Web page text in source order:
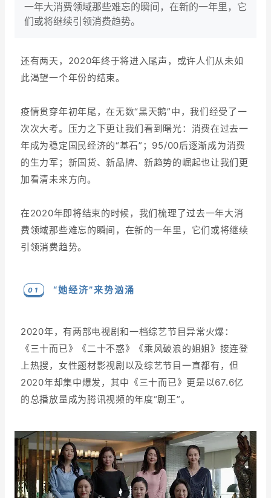
增长产品指南
产品更新动态 帮助中心
新零售资讯
培训课程
增长俱乐部
商家社区 社群交流
入驻有赞 认证代理商
有赞云 数据通服务
一年大消费领域那些难忘的瞬间，在新的一年里，它
们或将继续引领消费趋势。
还有两天，2020年终于将进入尾声，或许人们从未如
此渴望一个年份的结束。
疫情贯穿年初年尾，在无数“黑天鹅”中，我们经受了一
次次大考。压力之下更让我们看到曙光：消费在过去一
年成为稳定国民经济的“基石”；95/00后逐渐成为消费
的生力军；新国货、新品牌、新趋势的崛起也让我们更
加看清未来方向。
在2020年即将结束的时候，我们梳理了过去一年大消
费领域那些难忘的瞬间，在新的一年里，它们或将继续
引领消费趋势。
0 1 “她经济”来势汹涌
2020年，有两部电视剧和一档综艺节目异常火爆：
《三十而已》《二十不惑》《乘风破浪的姐姐》接连登
上热搜，女性题材影视剧以及综艺节目一直都有，但
2020年却集中爆发，其中《三十而已》更是以67.6亿
的总播放量成为腾讯视频的年度“剧王”。